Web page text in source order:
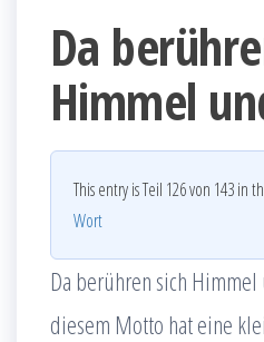
Da
Himmel
This entry is Teil 126 von 143 in
Wort
Da berühren sich
diesem Motto hat eine